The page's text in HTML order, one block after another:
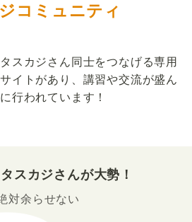
コミュニティ
タスカジさん同士をつなげる専用
サイトがあり、講習や交流が盛ん
に行われています！
スカジさんが大勢！
対余らせない